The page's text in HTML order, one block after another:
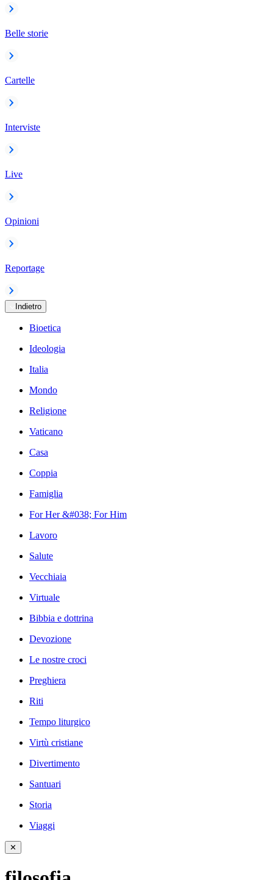
Belle storie
Cartelle
Interviste
Live
Opinioni
Reportage
Indietro
Bioetica
Ideologia
Italia
Mondo
Religione
Vaticano
Casa
Coppia
Famiglia
For Her &#038; For Him
Lavoro
Salute
Vecchiaia
Virtuale
Bibbia e dottrina
Devozione
Le nostre croci
Preghiera
Riti
Tempo liturgico
Virtù cristiane
Divertimento
Santuari
Storia
Viaggi
✕